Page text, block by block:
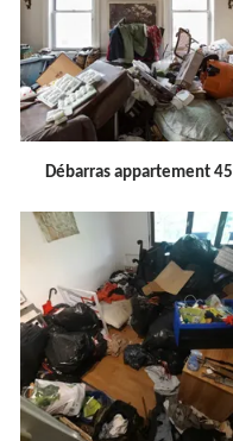
Débarras appartement 45